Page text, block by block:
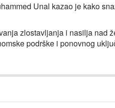
Unal kazao je kako
zlostavljanja i nasilja nad
podrške i ponovnog